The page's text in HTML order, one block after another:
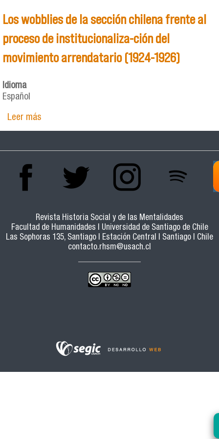
Los wobblies de la sección chilena frente al
proceso de institucionaliza-ción del
movimiento arrendatario (1924-1926)
Idioma
Español
Leer mássobre Los wobblies de la sección chilena frente
al proceso de institucionaliza-ción del
Revista Historia Social y de las Mentalidades
Facultad de Humanidades | Universidad de Santiago de Chile
Las Sophoras 135, Santiago | Estación Central | Santiago | Chile
contacto.rhsm@usach.cl